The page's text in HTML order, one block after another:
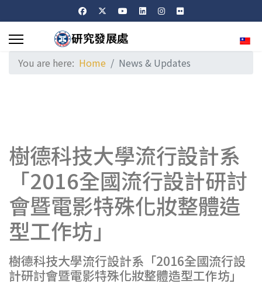
You are here: Home News & Updates
樹德科技大學流行設計系
「2016全國流行設計研討
會暨電影特殊化妝整體造
型工作坊」
樹德科技大學流行設計系「2016全國流行設
計研討會暨電影特殊化妝整體造型工作坊」